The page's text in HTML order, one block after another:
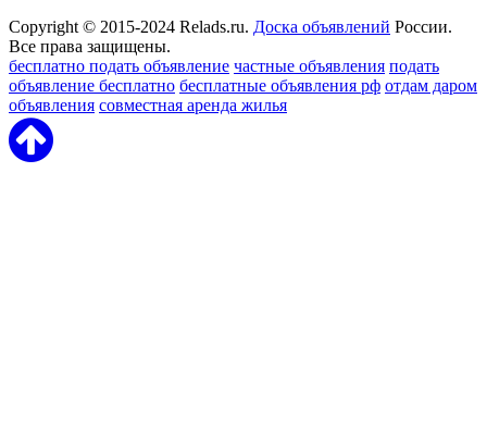
Copyright © 2015-2024 Relads.ru. Доска объявлений России.
Все права защищены.
бесплатно подать объявление частные объявления подать
объявление бесплатно бесплатные объявления рф отдам даром
объявления совместная аренда жилья